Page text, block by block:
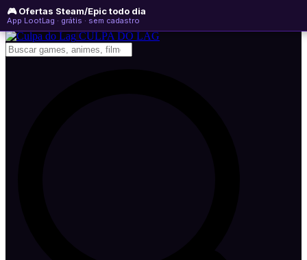
🎮 Ofertas Steam/Epic todo dia
App LootLag · grátis · sem cadastro
sexta-feira, 07 de agosto de 2026
Newsletter
CULPA DO LAG